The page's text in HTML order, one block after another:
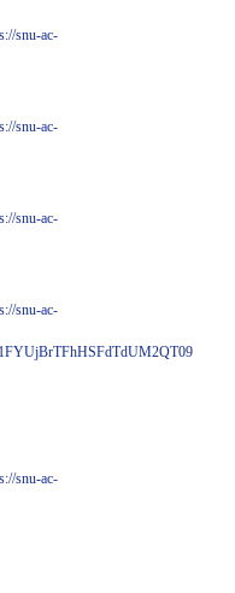
snu-ac-
snu-ac-
snu-ac-
snu-ac-
snu-ac-